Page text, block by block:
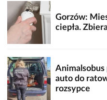
Gorzów:
ciepła.
auto do
rozsypce